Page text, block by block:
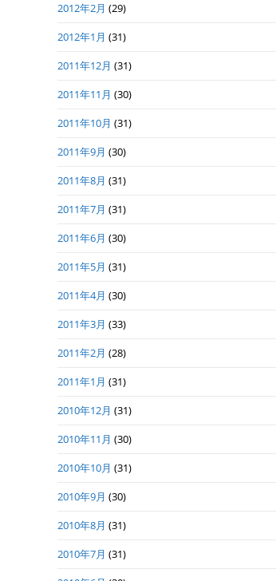
2012年2月 (29)
2012年1月 (31)
2011年12月 (31)
2011年11月 (30)
2011年10月 (31)
2011年9月 (30)
2011年8月 (31)
2011年7月 (31)
2011年6月 (30)
2011年5月 (31)
2011年4月 (30)
2011年3月 (33)
2011年2月 (28)
2011年1月 (31)
2010年12月 (31)
2010年11月 (30)
2010年10月 (31)
2010年9月 (30)
2010年8月 (31)
2010年7月 (31)